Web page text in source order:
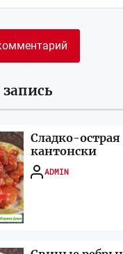
Сладко-
кантонски
ADMIN